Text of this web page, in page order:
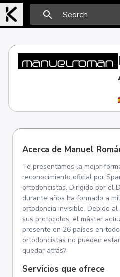
search
Acerca de Manuel
Te presentamos la mejor
reconocimiento oficial por
ortodoncistas. Dirigido por el
durante años ha formado a
ortodoncia invisible. Debido
sus protocolos, el máster
presente en 26 países en
ortodoncistas no pueden
quedar atrás?
Servicios que ofrece